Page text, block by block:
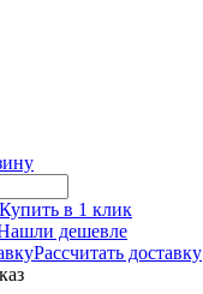
Купить в 1 клик
дешевле
Рассчитать доставку